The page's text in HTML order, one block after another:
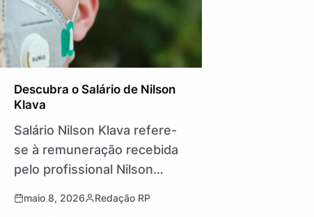
Descubra o Salário de Nilson
Klava
Salário Nilson Klava refere-
se à remuneração recebida
pelo profissional Nilson
atuação em áreas
maio 8, 2026 Redação RP